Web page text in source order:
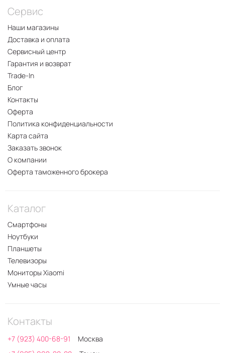
Сервис
Наши магазины
Доставка и оплата
Сервисный центр
Гарантия и возврат
Trade-In
Блог
Контакты
Оферта
Политика конфиденциальности
Карта сайта
Заказать звонок
О компании
Оферта таможенного брокера
Каталог
Смартфоны
Ноутбуки
Планшеты
Телевизоры
Мониторы Xiaomi
Умные часы
Контакты
+7 (923) 400-68-91
Москва